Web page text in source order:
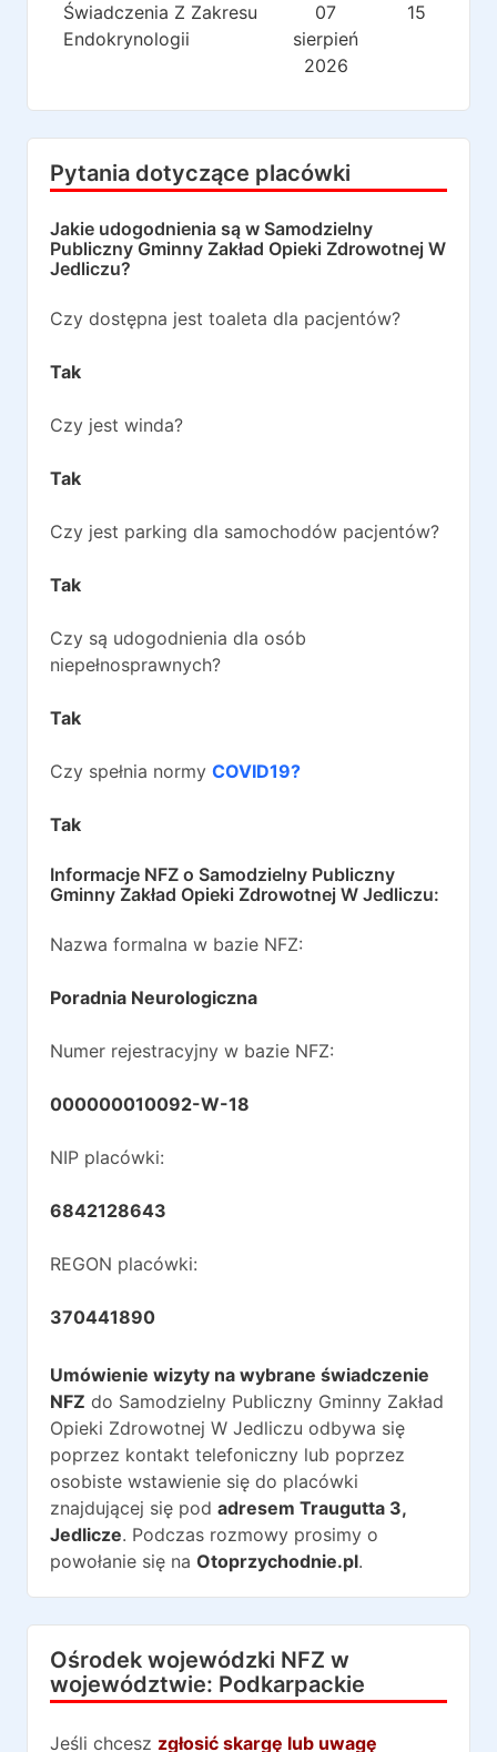
Świadczenia Z Zakresu
Endokrynologii
07
sierpień
2026
15
Pytania dotyczące placówki
Jakie udogodnienia są w Samodzielny
Publiczny Gminny Zakład Opieki Zdrowotnej W
Jedliczu?
Czy dostępna jest toaleta dla pacjentów?
Tak
Czy jest winda?
Tak
Czy jest parking dla samochodów pacjentów?
Tak
Czy są udogodnienia dla osób
niepełnosprawnych?
Tak
Czy spełnia normy COVID19?
Tak
Informacje NFZ o Samodzielny Publiczny
Gminny Zakład Opieki Zdrowotnej W Jedliczu:
Nazwa formalna w bazie NFZ:
Poradnia Neurologiczna
Numer rejestracyjny w bazie NFZ:
000000010092-W-18
NIP placówki:
6842128643
REGON placówki:
370441890
Umówienie wizyty na wybrane świadczenie
NFZ do Samodzielny Publiczny Gminny Zakład
Opieki Zdrowotnej W Jedliczu odbywa się
poprzez kontakt telefoniczny lub poprzez
osobiste wstawienie się do placówki
znajdującej się pod adresem Traugutta 3,
Jedlicze. Podczas rozmowy prosimy o
powołanie się na Otoprzychodnie.pl.
Ośrodek wojewódzki NFZ w
województwie: Podkarpackie
Jeśli chcesz zgłosić skargę lub uwagę